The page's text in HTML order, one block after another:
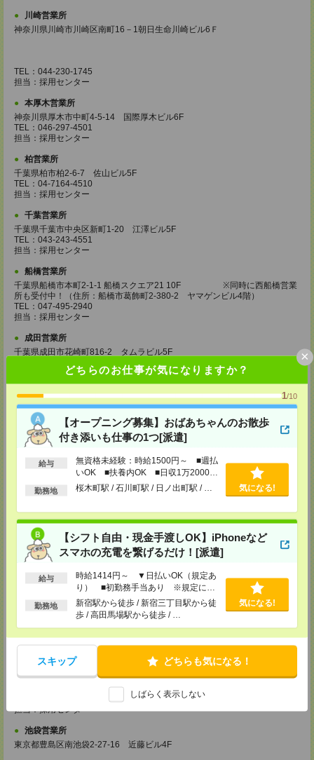
どちらのお仕事が気になりますか？
1/10
【オープニング募集】おばあちゃんのお散歩
付き添いも仕事の1つ[派遣]
給与
無資格未経験：時給1500円～ ■週払
いOK ■扶養内OK ■日収1万2000円
以上
勤務地 桜木町駅 / 石川町駅 / 日ノ出町駅 / … 気になる!
【シフト自由・現金手渡しOK】iPhoneなど
スマホの充電を繋げるだけ！[派遣]
給与
時給1414円～ ▼日払いOK（規定あ
り） ■初勤務手当あり ※規定によ
る
勤務地
新宿駅から徒歩 / 新宿三丁目駅から徒
歩 / 高田馬場駅から徒歩 / …
気になる!
スキップ どちらも気になる！
しばらく表示しない
×
川崎営業所
神奈川県川崎市川崎区南町16－1朝日生命川崎ビル6Ｆ
TEL：044-230-1745
担当：採用センター
本厚木営業所
神奈川県厚木市中町4-5-14 国際厚木ビル6F
TEL：046-297-4501
担当：採用センター
柏営業所
千葉県柏市柏2-6-7 佐山ビル5F
TEL：04-7164-4510
担当：採用センター
千葉営業所
千葉県千葉市中央区新町1-20 江澤ビル5F
TEL：043-243-4551
担当：採用センター
船橋営業所
千葉県船橋市本町2-1-1 船橋スクエア21 10F ※同時に西船橋営業
所も受付中！（住所：船橋市葛飾町2-380-2 ヤマゲンビル4階）
TEL：047-495-2940
担当：採用センター
成田営業所
千葉県成田市花崎町816-2 タムラビル5F
担当：採用センター
大宮営業所
埼玉県さいたま市大宮区桜木町2-8-3 阪デンタルビル5F
TEL：048-640-4520
担当：採用センター
川越営業所
埼玉県川越市脇田本町11-1 川越シティービル6F
TEL：049-238-7117
担当：採用センター
埼玉県越谷市南越谷1-16-8 イーストサンビル5 5F
TEL：048-990-4510
担当：採用センター
錦糸町営業所
東京都墨田区江東橋4-19-3 錦糸町ミハマビル 3F
TEL：03-5669-4522
担当：採用センター
TEL：03-6911-4510
担当：採用センター
立川営業所
東京都立川市曙町2-31-15 日住金立川ビル3F
担当：採用センター
池袋営業所
東京都豊島区南池袋2-27-16 近藤ビル4F